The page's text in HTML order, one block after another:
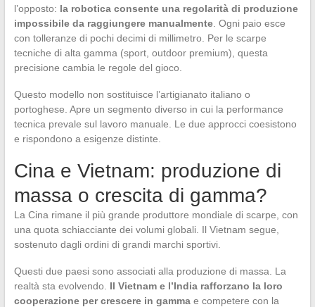
l’opposto: la robotica consente una regolarità di produzione
impossibile da raggiungere manualmente. Ogni paio esce
con tolleranze di pochi decimi di millimetro. Per le scarpe
tecniche di alta gamma (sport, outdoor premium), questa
precisione cambia le regole del gioco.
Questo modello non sostituisce l’artigianato italiano o
portoghese. Apre un segmento diverso in cui la performance
tecnica prevale sul lavoro manuale. Le due approcci coesistono
e rispondono a esigenze distinte.
Cina e Vietnam: produzione di
massa o crescita di gamma?
La Cina rimane il più grande produttore mondiale di scarpe, con
una quota schiacciante dei volumi globali. Il Vietnam segue,
sostenuto dagli ordini di grandi marchi sportivi.
Questi due paesi sono associati alla produzione di massa. La
realtà sta evolvendo. Il Vietnam e l’India rafforzano la loro
cooperazione per crescere in gammae competere con la